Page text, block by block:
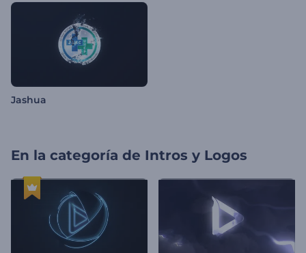
Jashua
En la categoría de Intros y Logos